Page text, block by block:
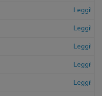
Leggi!
Leggi!
Leggi!
Leggi!
Leggi!